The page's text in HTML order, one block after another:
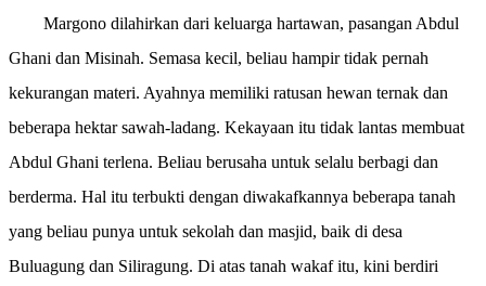
Margono dilahirkan dari keluarga hartawan, pasangan Abdul
Ghani dan Misinah. Semasa kecil, beliau hampir tidak pernah
kekurangan materi. Ayahnya memiliki ratusan hewan ternak dan
beberapa hektar sawah-ladang. Kekayaan itu tidak lantas membuat
Abdul Ghani terlena. Beliau berusaha untuk selalu berbagi dan
berderma. Hal itu terbukti dengan diwakafkannya beberapa tanah
yang beliau punya untuk sekolah dan masjid, baik di desa
Buluagung dan Siliragung. Di atas tanah wakaf itu, kini berdiri